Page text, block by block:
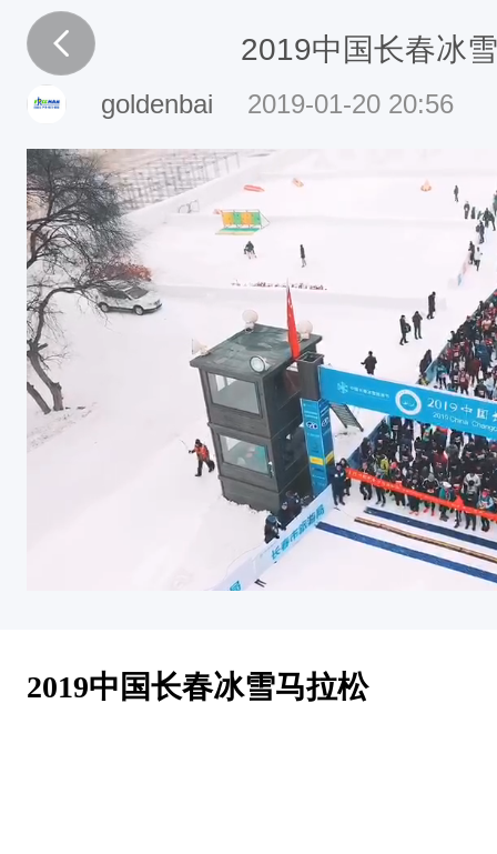
2019中国长春冰
goldenbai 2019-01-20 20:56
2019中国长春冰雪马拉松